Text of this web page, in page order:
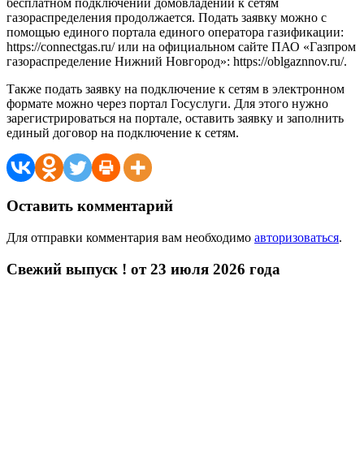
бесплатном подключении домовладений к сетям
газораспределения продолжается. Подать заявку можно с
помощью единого портала единого оператора газификации:
https://connectgas.ru/ или на официальном сайте ПАО «Газпром
газораспределение Нижний Новгород»: https://oblgaznnov.ru/.
Также подать заявку на подключение к сетям в электронном
формате можно через портал Госуслуги. Для этого нужно
зарегистрироваться на портале, оставить заявку и заполнить
единый договор на подключение к сетям.
Оставить комментарий
Для отправки комментария вам необходимо авторизоваться.
Свежий выпуск ! от 23 июля 2026 года